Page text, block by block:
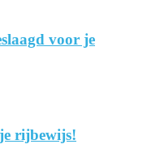
voor je
rijbewijs!